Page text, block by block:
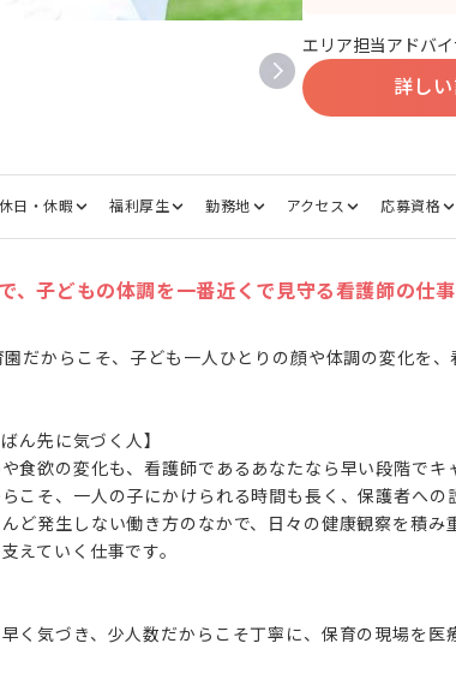
エリア担当アドバ
詳し
休日・休暇 福利厚生 勤務地 アクセス 応募資格
、子どもの体調を一番近くで見守る看護師の仕
だからこそ、子ども一人ひとりの顔や体調の変化を
ん先に気づく人】
食欲の変化も、看護師であるあなたなら早い段階でキ
こそ、一人の子にかけられる時間も長く、保護者への
ど発生しない働き方のなかで、日々の健康観察を積み
えていく仕事です。
く気づき、少人数だからこそ丁寧に、保育の現場を医